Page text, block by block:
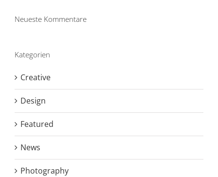
Neueste Kommentare
Kategorien
Creative
Design
Featured
News
Photography